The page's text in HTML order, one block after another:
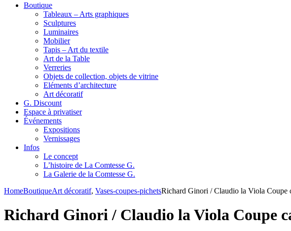
Boutique
Tableaux – Arts graphiques
Sculptures
Luminaires
Mobilier
Tapis – Art du textile
Art de la Table
Verreries
Objets de collection, objets de vitrine
Eléments d’architecture
Art décoratif
G. Discount
Espace à privatiser
Événements
Expositions
Vernissages
Infos
Le concept
L’histoire de La Comtesse G.
La Galerie de la Comtesse G.
HomeBoutiqueArt décoratif, Vases-coupes-pichetsRichard Ginori / Claudio la Viola Coupe
Richard Ginori / Claudio la Viola Coupe